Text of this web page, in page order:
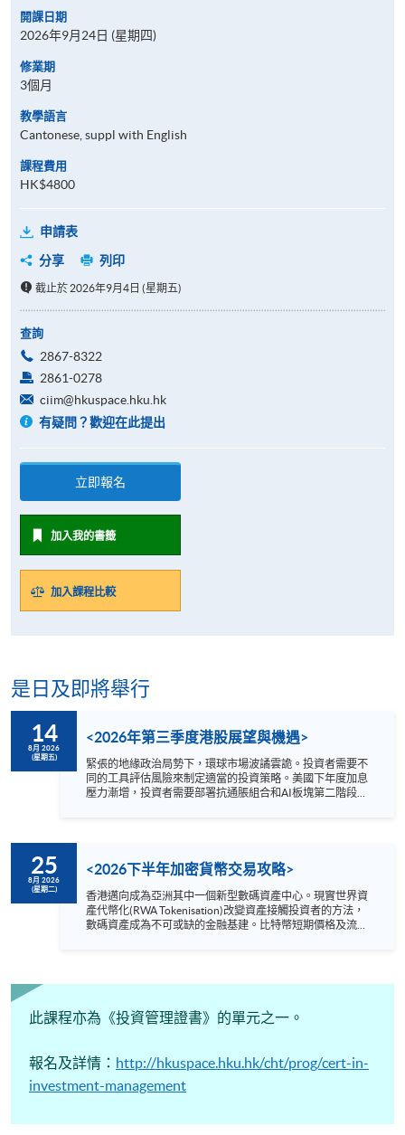
開課日期
2026年9月24日 (星期四)
修業期
3個月
教學語言
Cantonese, suppl with English
課程費用
HK$4800
申請表
分享
列印
截止於 2026年9月4日 (星期五)
查詢
2867-8322
2861-0278
ciim@hkuspace.hku.hk
有疑問？歡迎在此提出
立即報名
加入我的書籤
加入課程比較
是日及即將舉行
14
8月 2026
(星期五)
<2026年第三季度港股展望與機遇>
緊張的地緣政治局勢下，環球市場波譎雲詭。投資者需要不
同的工具評估風險來制定適當的投資策略。美國下年度加息
壓力漸增，投資者需要部署抗通脹組合和AI板塊第二階段新
時間 : 1:00 –2:00 pm YouTue 網上形式進行 語言 － 粵語
25
8月 2026
(星期二)
<2026下半年加密貨幣交易攻略>
香港邁向成為亞洲其中一個新型數碼資產中心。現實世界資
產代幣化(RWA Tokenisation)改變資產接觸投資者的方法，
數碼資產成為不可或缺的金融基建。比特幣短期價格及流動
年 8月 25 日（星期二） 時間：1：30 - 2：00 pm 網上模式:
此課程亦為《投資管理證書》的單元之一。
報名及詳情： http://hkuspace.hku.hk/cht/prog/cert-in-
investment-management